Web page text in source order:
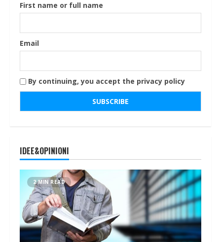
First name or full name
Email
By continuing, you accept the privacy policy
IDEE&OPINIONI
2 MIN READ